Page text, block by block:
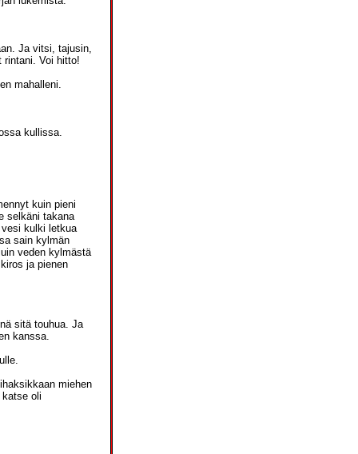
Ja vitsi, tajusin,
rintani. Voi hitto!
mahalleni.
kullissa.
kuin pieni
selkäni takana
kulki letkua
sain kylmän
veden kylmästä
ja pienen
sitä touhua. Ja
kanssa.
miehen
oli